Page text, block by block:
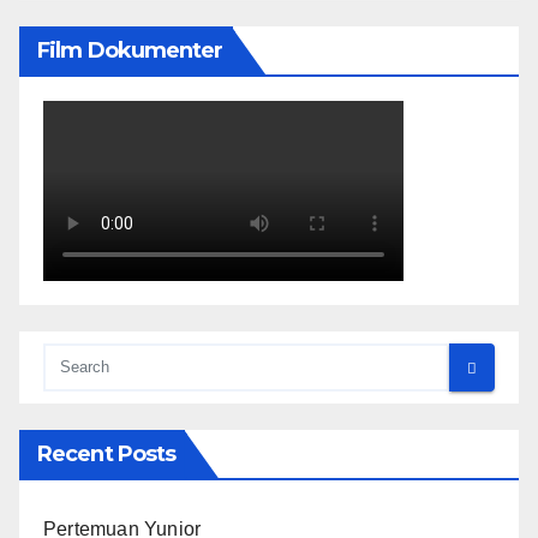
Film Dokumenter
Recent Posts
Pertemuan Yunior